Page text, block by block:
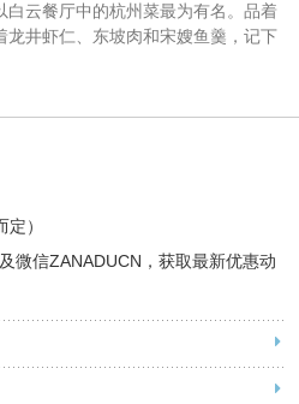
云餐厅中的杭州菜最为有名。品着
井虾仁、东坡肉和宋嫂鱼羹，记下
）
及微信ZANADUCN，获取最新优惠动